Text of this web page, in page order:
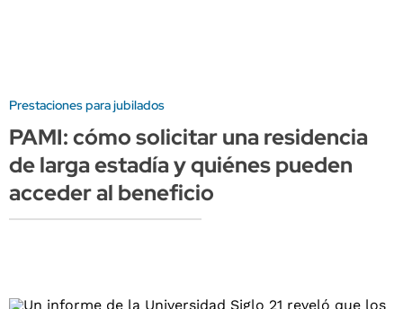
Prestaciones para jubilados
PAMI: cómo solicitar una residencia
de larga estadía y quiénes pueden
acceder al beneficio